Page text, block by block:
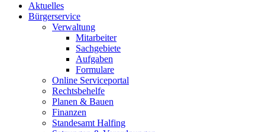
Aktuelles
Bürgerservice
Verwaltung
Mitarbeiter
Sachgebiete
Aufgaben
Formulare
Online Serviceportal
Rechtsbehelfe
Planen & Bauen
Finanzen
Standesamt Halfing